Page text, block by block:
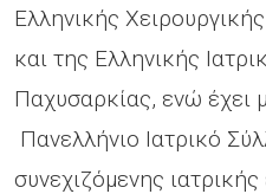
Ελληνικής
και της Ελληνικής
Παχυσαρκίας, ενώ έχει
Πανελλήνιο Ιατρικό
συνεχιζόμενης